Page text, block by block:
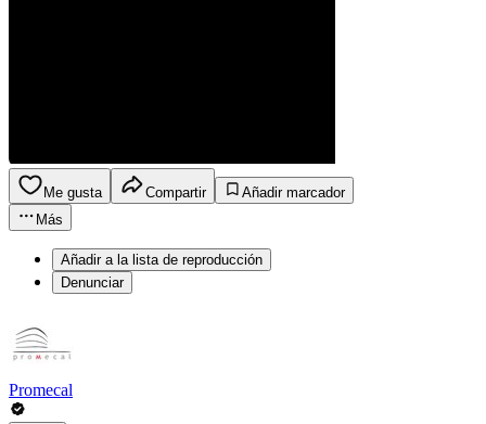
Me gusta Compartir
Añadir marcador
Más
Añadir a la lista de reproducción
Denunciar
Promecal